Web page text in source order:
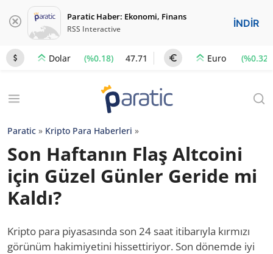
Paratic Haber: Ekonomi, Finans
RSS Interactive İNDİR
Dolar (%0.18) 47.71 Euro (%0.32)
Paratic » Kripto Para Haberleri »
Son Haftanın Flaş Altcoini
için Güzel Günler Geride mi
Kaldı?
Kripto para piyasasında son 24 saat itibarıyla kırmızı
görünüm hakimiyetini hissettiriyor. Son dönemde iyi